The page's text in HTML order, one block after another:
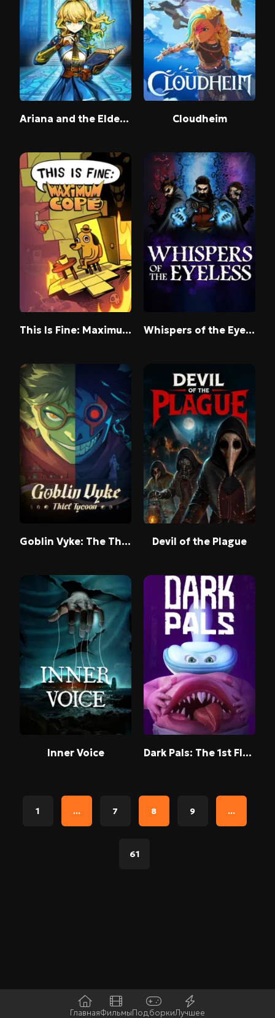
ГлавнаяФильмыПодборкиЛучшее
Ariana and the Elder Codex Cloudheim
This Is Fine: Maximum Cope Whispers of the Eyeless
Goblin Vyke: The Thief Tycoon Devil of the Plague
Inner Voice Dark Pals: The 1st Floor
1 ... 7 8 9 ...
61